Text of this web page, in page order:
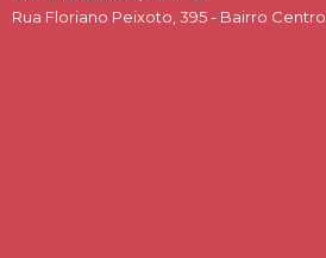
Rua Floriano Peixoto, 395 - Bairro Centro